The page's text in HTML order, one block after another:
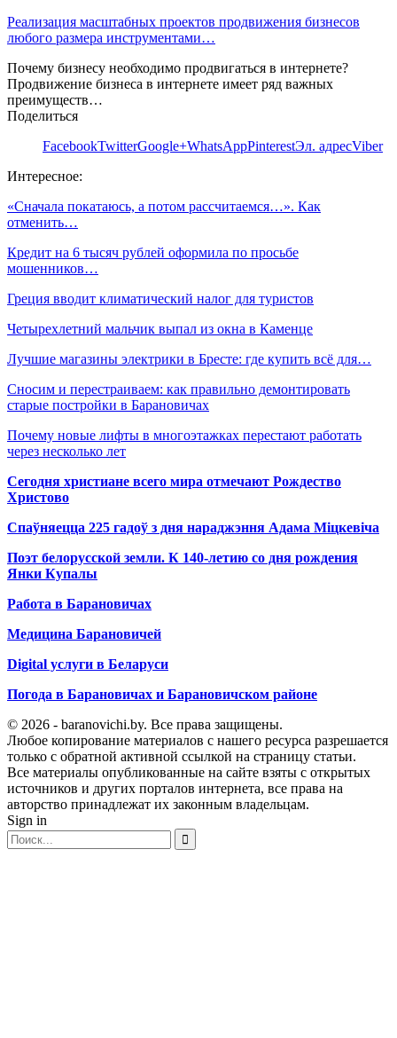
Реализация масштабных проектов продвижения бизнесов
любого размера инструментами…
Почему бизнесу необходимо продвигаться в интернете?
Продвижение бизнеса в интернете имеет ряд важных
преимуществ…
Поделиться
FacebookTwitterGoogle+WhatsAppPinterestЭл. адресViber
Интересное:
«Сначала покатаюсь, а потом рассчитаемся…». Как
отменить…
Кредит на 6 тысяч рублей оформила по просьбе
мошенников…
Греция вводит климатический налог для туристов
Четырехлетний мальчик выпал из окна в Каменце
Лучшие магазины электрики в Бресте: где купить всё для…
Сносим и перестраиваем: как правильно демонтировать
старые постройки в Барановичах
Почему новые лифты в многоэтажках перестают работать
через несколько лет
Сегодня христиане всего мира отмечают Рождество
Христово
Спаўняецца 225 гадоў з дня нараджэння Адама Міцкевіча
Поэт белорусской земли. К 140-летию со дня рождения
Янки Купалы
Работа в Барановичах
Медицина Барановичей
Digital услуги в Беларуси
Погода в Барановичах и Барановичском районе
© 2026 - baranovichi.by. Все права защищены.
Любое копирование материалов с нашего ресурса разрешается
только с обратной активной ссылкой на страницу статьи.
Все материалы опубликованные на сайте взяты с открытых
источников и других порталов интернета, все права на
авторство принадлежат их законным владельцам.
Sign in